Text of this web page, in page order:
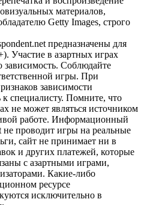
материалов,
Getty Images, строго
предназначены для
Участие в азартных играх
Соблюдайте
игры. При
зависимости
к специалисту. Помните, что
не может являться источником
работе. Информационный
не проводит игры на реальные
сайт не принимает ни в
и других платежей, которые
с азартными играми,
Какие-либо
ресурсе
исключительно в